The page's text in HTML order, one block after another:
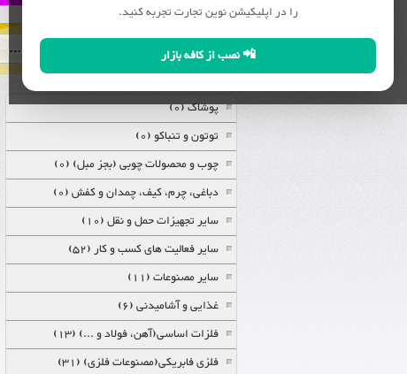
را در اپلیکیشن نوین تجارت تجربه کنید.
📲 نصب از کافه بازار
پوشاک (0)
توتون و تنباکو (0)
چوب و محصولات چوبی (بجز مبل) (0)
دباغی، چرم، کیف، چمدان و کفش (0)
سایر تجهیزات حمل و نقل (10)
سایر فعالیت های کسب و کار (52)
سایر مصنوعات (11)
غذایی و آشامیدنی (6)
فلزات اساسی(آهن، فولاد و ...) (13)
فلزی فابریکی(مصنوعات فلزی) (31)